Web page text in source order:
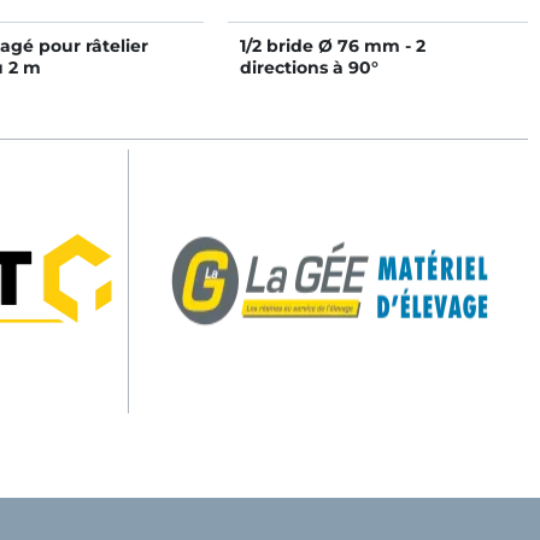
pour râtelier
2 m
1/2 bride Ø 76 mm - 2
directions à 90°